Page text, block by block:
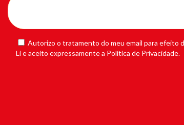
Autorizo o tratamento do meu email para efeito
Li e aceito expressamente a Política de Privacidade.